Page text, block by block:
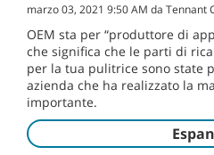
marzo 03, 2021 9:50 AM da Tennant
OEM sta per “produttore di
che significa che le parti di
per la tua pulitrice sono state
azienda che ha realizzato la
importante.